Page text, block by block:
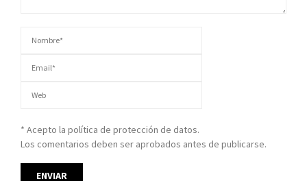
* Acepto la política de protección de datos.
Los comentarios deben ser aprobados antes de publicarse.